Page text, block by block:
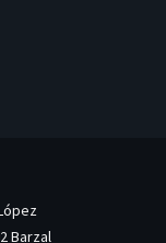
Barzal